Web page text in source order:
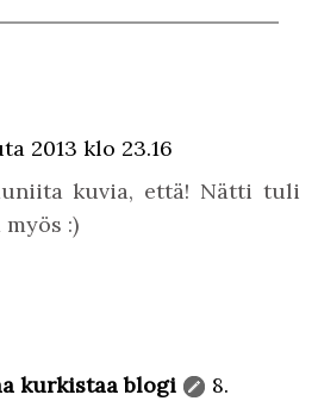
2013 klo 23.16
kuvia, että! Nätti tuli
:)
kurkistaa blogi
8.